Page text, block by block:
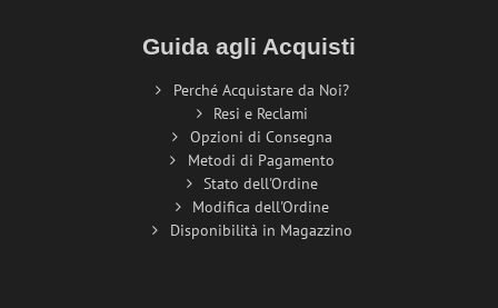
Guida agli Acquisti
Perché Acquistare da Noi?
Resi e Reclami
Opzioni di Consegna
Metodi di Pagamento
Stato dell'Ordine
Modifica dell'Ordine
Disponibilità in Magazzino